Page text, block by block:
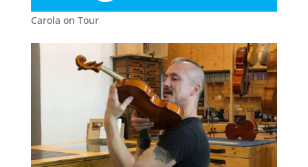
Carola on Tour